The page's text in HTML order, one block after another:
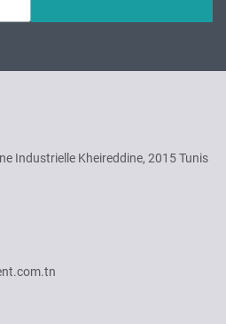
Industrielle Kheireddine, 2015 Tunis